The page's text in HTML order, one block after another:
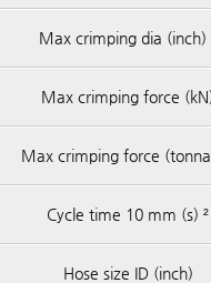
Max crimping dia (inch)
Max crimping force
Max crimping force
Cycle time 10 mm (s) ²
Hose size ID (inch)